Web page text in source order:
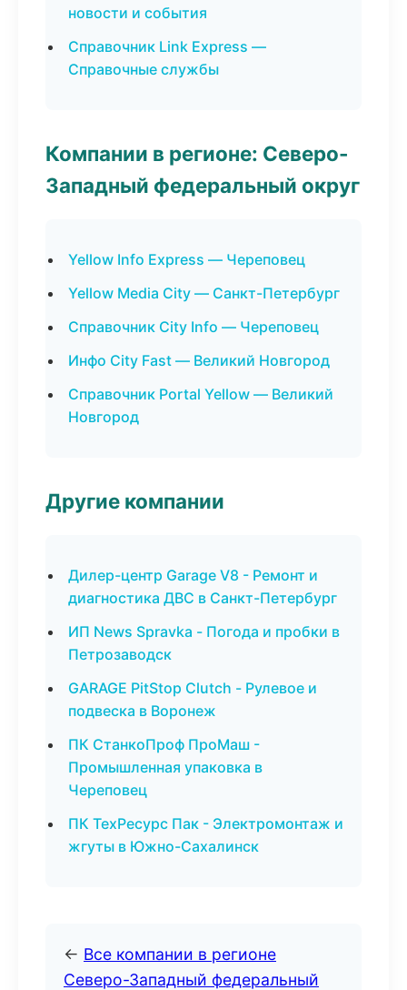
новости и события
Справочник Link Express —
Справочные службы
Компании в регионе: Северо-
Западный федеральный округ
Yellow Info Express — Череповец
Yellow Media City — Санкт-Петербург
Справочник City Info — Череповец
Инфо City Fast — Великий Новгород
Справочник Portal Yellow — Великий
Новгород
Другие компании
Дилер-центр Garage V8 - Ремонт и
диагностика ДВС в Санкт-Петербург
ИП News Spravka - Погода и пробки в
Петрозаводск
GARAGE PitStop Clutch - Рулевое и
подвеска в Воронеж
ПК СтанкоПроф ПроМаш -
Промышленная упаковка в
Череповец
ПК ТехРесурс Пак - Электромонтаж и
жгуты в Южно-Сахалинск
← Все компании в регионе
Северо-Западный федеральный